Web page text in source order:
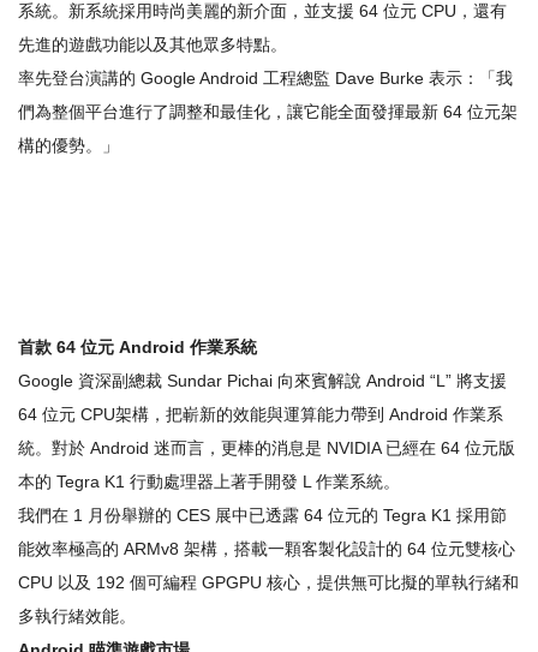
系統。新系統採用時尚美麗的新介面，並支援 64 位元 CPU，還有
先進的遊戲功能以及其他眾多特點。
率先登台演講的 Google Android 工程總監 Dave Burke 表示：「我
們為整個平台進行了調整和最佳化，讓它能全面發揮最新 64 位元架
構的優勢。」
首款 64 位元 Android 作業系統
Google 資深副總裁 Sundar Pichai 向來賓解說 Android “L” 將支援
64 位元 CPU架構，把嶄新的效能與運算能力帶到 Android 作業系
統。對於 Android 迷而言，更棒的消息是 NVIDIA 已經在 64 位元版
本的 Tegra K1 行動處理器上著手開發 L 作業系統。
我們在 1 月份舉辦的 CES 展中已透露 64 位元的 Tegra K1 採用節
能效率極高的 ARMv8 架構，搭載一顆客製化設計的 64 位元雙核心
CPU 以及 192 個可編程 GPGPU 核心，提供無可比擬的單執行緒和
多執行緒效能。